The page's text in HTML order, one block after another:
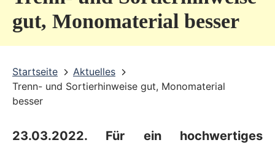
gut, Monomaterial besser
Startseite
Aktuelles
Trenn- und Sortierhinweise gut, Monomaterial
besser
23.03.2022. Für ein hochwertiges